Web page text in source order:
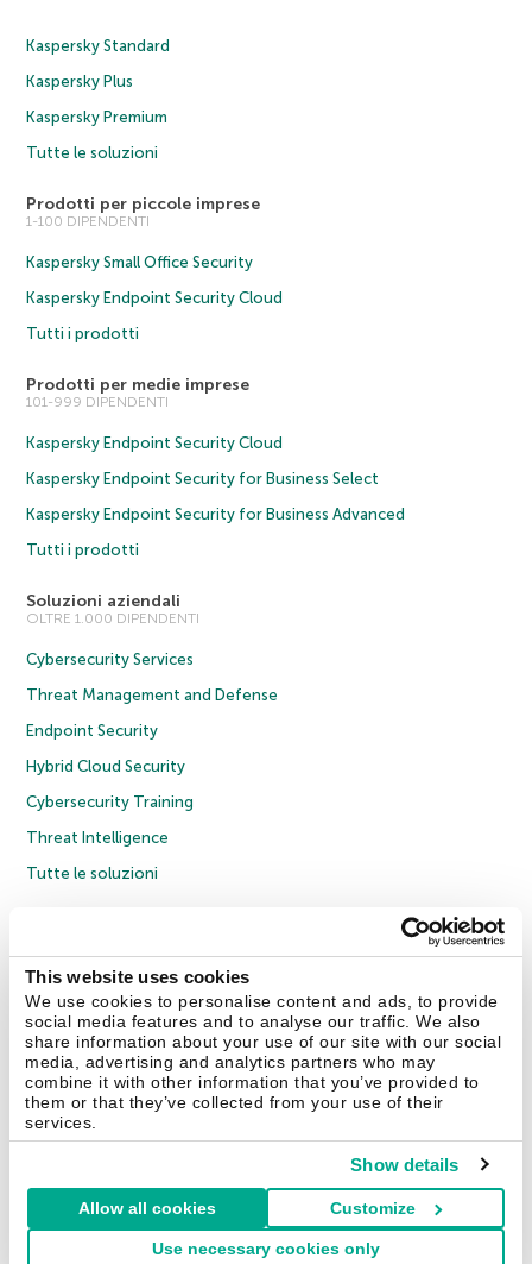
This website uses cookies
We use cookies to personalise content and ads, to provide
social media features and to analyse our traffic. We also
share information about your use of our site with our social
media, advertising and analytics partners who may
combine it with other information that you’ve provided to
them or that they’ve collected from your use of their
services.
Show details
Allow all cookies Customize
Use necessary cookies only
Kaspersky Standard
Kaspersky Plus
Kaspersky Premium
Tutte le soluzioni
Prodotti per piccole imprese
1-100 DIPENDENTI
Kaspersky Small Office Security
Kaspersky Endpoint Security Cloud
Tutti i prodotti
Prodotti per medie imprese
101-999 DIPENDENTI
Kaspersky Endpoint Security Cloud
Kaspersky Endpoint Security for Business Select
Kaspersky Endpoint Security for Business Advanced
Tutti i prodotti
Soluzioni aziendali
OLTRE 1.000 DIPENDENTI
Cybersecurity Services
Threat Management and Defense
Endpoint Security
Hybrid Cloud Security
Cybersecurity Training
Threat Intelligence
Tutte le soluzioni
Informativa sulla privacy
Cookies
Contatti Chi siamo Partner Blog Centro risorse Comunicati stampa
Securelist Eugene Personal Blog Encyclopedia
Italia & Svizzera